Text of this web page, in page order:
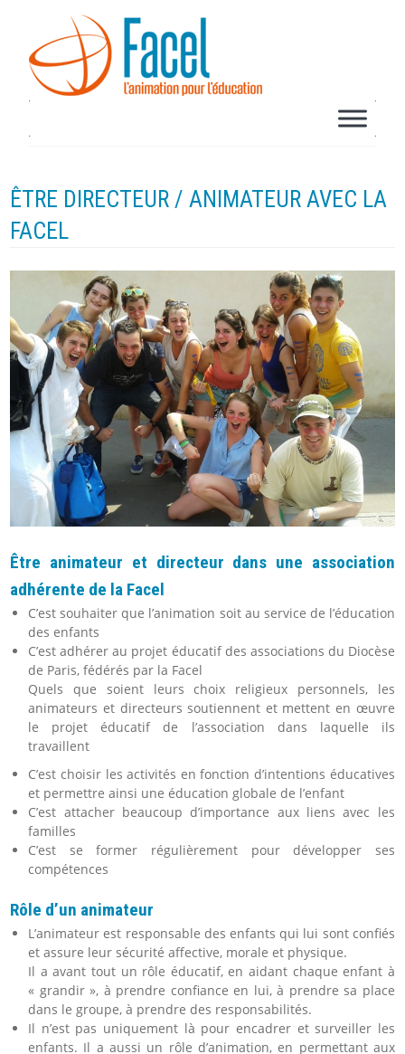
ÊTRE DIRECTEUR / ANIMATEUR AVEC LA
FACEL
Être animateur et directeur dans une association
adhérente de la Facel
C’est souhaiter que l’animation soit au service de l’éducation
des enfants
C’est adhérer au projet éducatif des associations du Diocèse
de Paris, fédérés par la Facel
Quels que soient leurs choix religieux personnels, les
animateurs et directeurs soutiennent et mettent en œuvre
le projet éducatif de l’association dans laquelle ils
travaillent
C’est choisir les activités en fonction d’intentions éducatives
et permettre ainsi une éducation globale de l’enfant
C’est attacher beaucoup d’importance aux liens avec les
familles
C’est se former régulièrement pour développer ses
compétences
Rôle d’un animateur
L’animateur est responsable des enfants qui lui sont confiés
et assure leur sécurité affective, morale et physique.
Il a avant tout un rôle éducatif, en aidant chaque enfant à
« grandir », à prendre confiance en lui, à prendre sa place
dans le groupe, à prendre des responsabilités.
Il n’est pas uniquement là pour encadrer et surveiller les
enfants. Il a aussi un rôle d’animation, en permettant aux